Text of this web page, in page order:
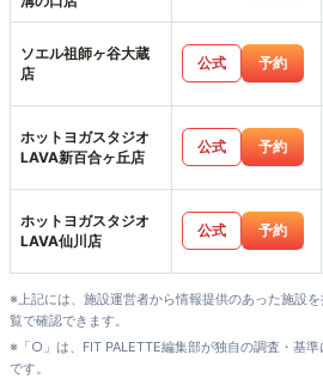
ソエル祖師ヶ谷大蔵
店
公式 予約
ホットヨガスタジオ
LAVA新百合ヶ丘店
公式 予約
ホットヨガスタジオ
LAVA仙川店
公式 予約
※上記には、施設運営者から情報提供のあった施設
覧で確認できます。
※「○」は、FIT PALETTE編集部が独自の調査・基
です。